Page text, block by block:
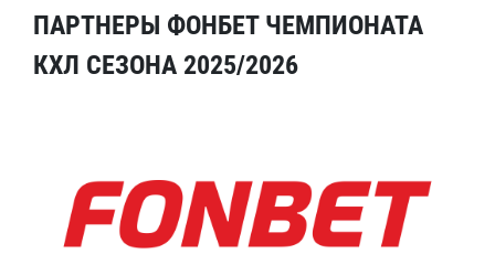
ПАРТНЕРЫ ФОНБЕТ ЧЕМПИОНАТА
КХЛ СЕЗОНА 2025/2026